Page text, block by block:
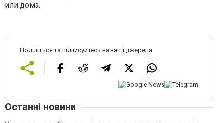
или дома.
Поділіться та підписуйтесь на наші джерела
Останні новини